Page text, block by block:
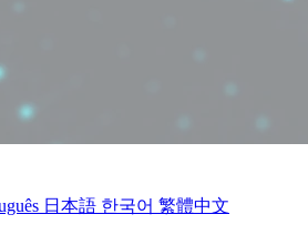
日本語 한국어 繁體中文